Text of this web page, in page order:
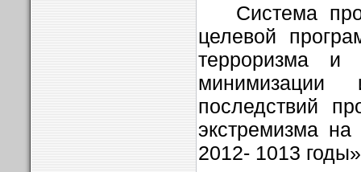
Система
целевой
терроризма и
последствий
экстремизма
2012- 1013